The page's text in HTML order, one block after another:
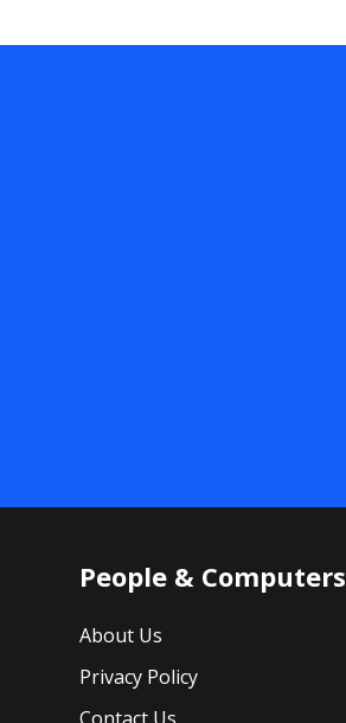
People & Computers
About Us
Privacy Policy